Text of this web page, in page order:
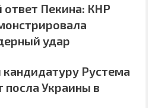
ответ Пекина: КНР
удар
Рустема
посла Украины в